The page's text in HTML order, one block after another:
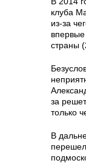
клуба
из-за
страны
за
только
В